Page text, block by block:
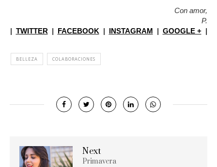
Con amor,
P.
| TWITTER | FACEBOOK | INSTAGRAM | GOOGLE +|
BELLEZA COLABORACIONES
Next
Primavera